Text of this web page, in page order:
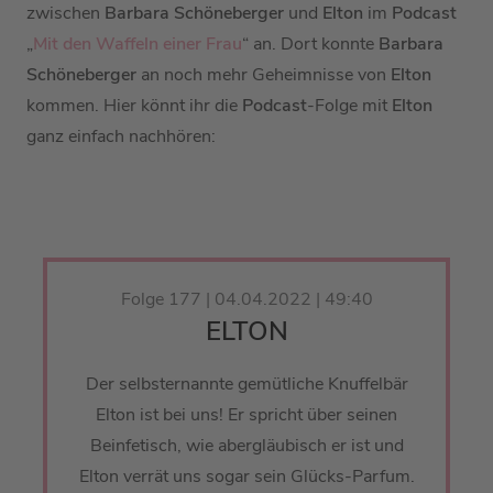
zwischen Barbara Schöneberger und Elton im Podcast
„Mit den Waffeln einer Frau“ an. Dort konnte Barbara
Schöneberger an noch mehr Geheimnisse von Elton
kommen. Hier könnt ihr die Podcast-Folge mit Elton
ganz einfach nachhören:
Folge 177 | 04.04.2022 | 49:40
ELTON
Der selbsternannte gemütliche Knuffelbär
Elton ist bei uns! Er spricht über seinen
Beinfetisch, wie abergläubisch er ist und
Elton verrät uns sogar sein Glücks-Parfum.